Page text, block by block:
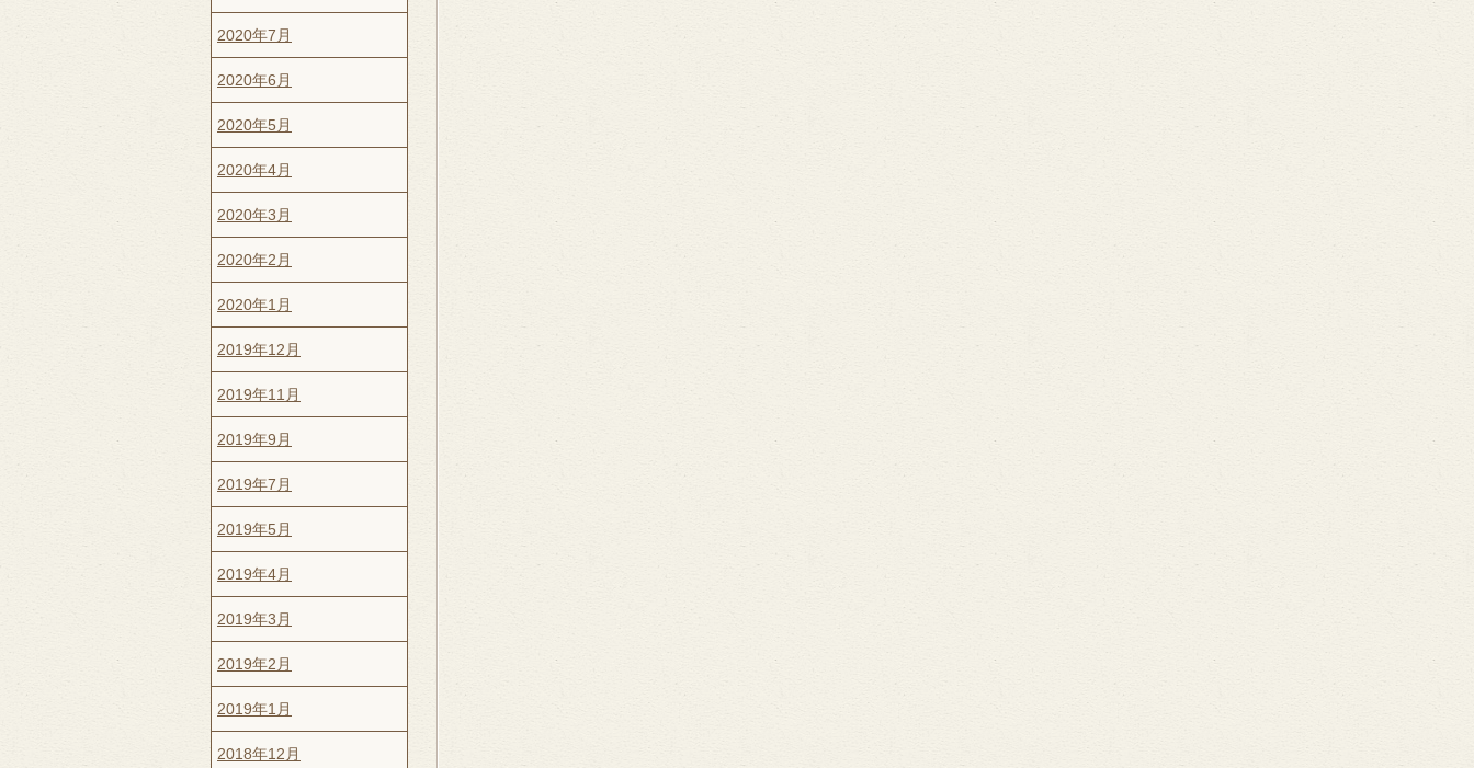
2020年7月
2020年6月
2020年5月
2020年4月
2020年3月
2020年2月
2020年1月
2019年12月
2019年11月
2019年9月
2019年7月
2019年5月
2019年4月
2019年3月
2019年2月
2019年1月
2018年12月